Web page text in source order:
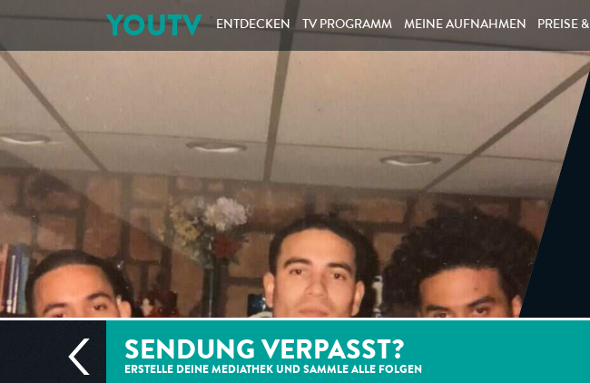
YOUTV ENTDECKEN TV PROGRAMM MEINE AUFNAHMEN PREISE &
SENDUNG VERPASST?
ERSTELLE DEINE MEDIATHEK UND SAMMLE ALLE FOLGEN